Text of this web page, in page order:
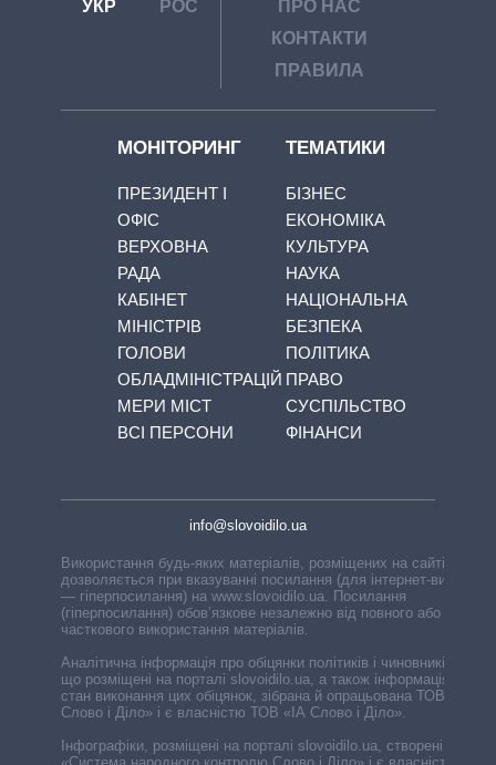
УКР РОС
ПРО НАС
КОНТАКТИ
ПРАВИЛА
МОНІТОРИНГ
ПРЕЗИДЕНТ І
ОФІС
ВЕРХОВНА
РАДА
КАБІНЕТ
МІНІСТРІВ
ГОЛОВИ
ОБЛАДМІНІСТРАЦІЙ
МЕРИ МІСТ
ВСІ ПЕРСОНИ
ТЕМАТИКИ
БІЗНЕС
ЕКОНОМІКА
КУЛЬТУРА
НАУКА
НАЦІОНАЛЬНА
БЕЗПЕКА
ПОЛІТИКА
ПРАВО
СУСПІЛЬСТВО
ФІНАНСИ
info@slovoidilo.ua
Використання будь-яких матеріалів, розміщених на сайті,
дозволяється при вказуванні посилання (для інтернет-видань
— гіперпосилання) на www.slovoidilo.ua. Посилання
(гіперпосилання) обов’язкове незалежно від повного або
часткового використання матеріалів.
Аналітична інформація про обіцянки політиків і чиновників,
що розміщені на порталі slovoidilo.ua, а також інформація про
стан виконання цих обіцянок, зібрана й опрацьована ТОВ «ІА
Слово і Діло» і є власністю ТОВ «ІА Слово і Діло».
Інфографіки, розміщені на порталі slovoidilo.ua, створені ГО